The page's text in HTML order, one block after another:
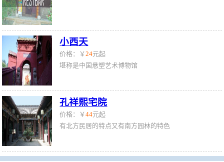
小西天
价格：￥24元起
堪称是中国悬塑艺术博物馆
孔祥熙宅院
价格：￥44元起
有北方民居的特点又有南方园林的特色